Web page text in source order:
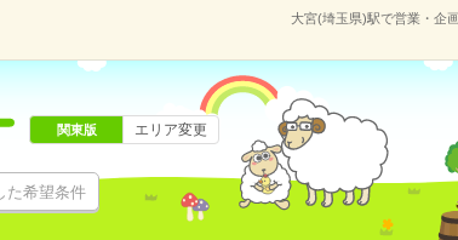
大宮(埼玉県)駅で営業・企
た希望条件
関東版 エリア変更